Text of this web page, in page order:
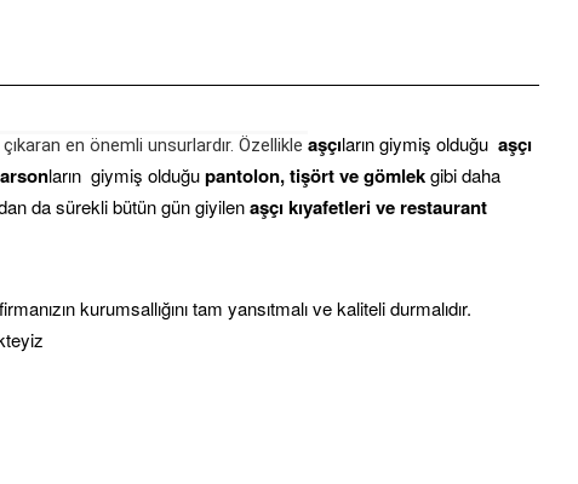
en önemli unsurlardır. Özellikle aşçıların giymiş olduğu aşçı
ların giymiş olduğupantolon, tişört ve gömlekgibi daha
da sürekli bütün gün giyilenaşçı kıyafetleri ve restaurant
firmanızın kurumsallığını tam yansıtmalı ve kaliteli durmalıdır.